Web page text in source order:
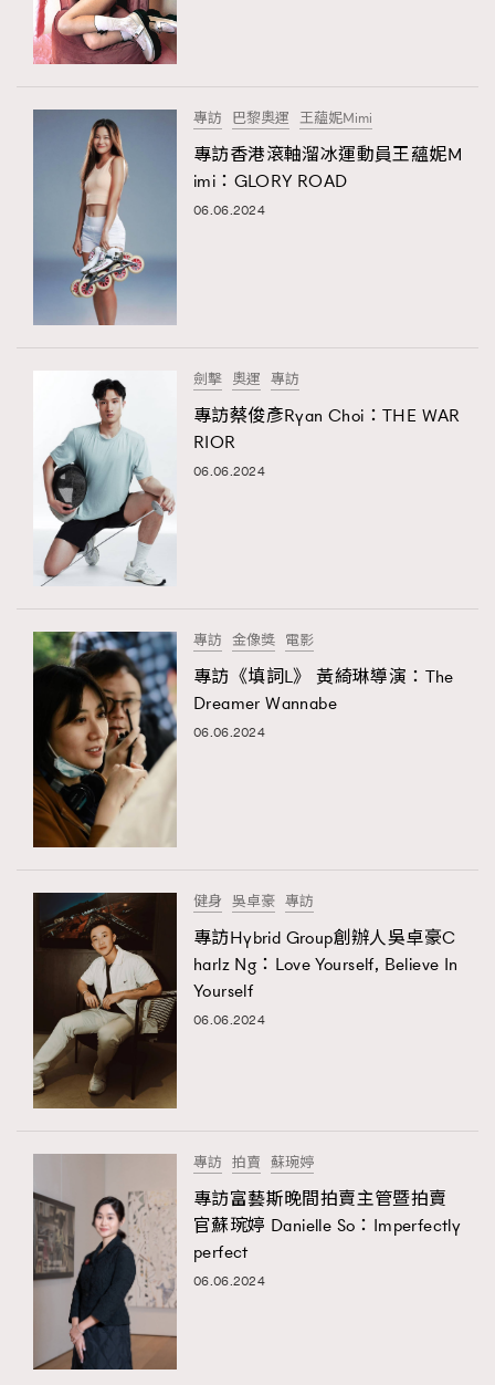
專訪 巴黎奧運 王蘊妮Mimi
專訪香港滾軸溜冰運動員王蘊妮M
imi：GLORY ROAD
06.06.2024
劍擊 奧運 專訪
專訪蔡俊彥Ryan Choi：THE WAR
RIOR
06.06.2024
專訪 金像獎 電影
專訪《填詞L》 黃綺琳導演：The
Dreamer Wannabe
06.06.2024
健身 吳卓豪 專訪
專訪Hybrid Group創辦人吳卓豪C
harlz Ng：Love Yourself, Believe In
Yourself
06.06.2024
專訪 拍賣 蘇琬婷
專訪富藝斯晚間拍賣主管暨拍賣
官蘇琬婷 Danielle So：Imperfectly
perfect
06.06.2024